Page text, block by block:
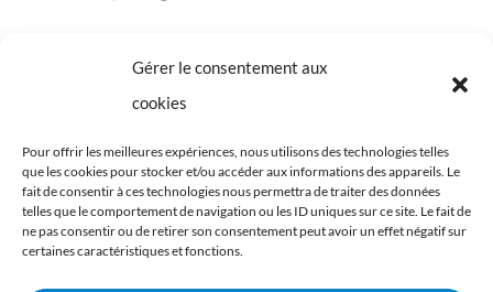
Gérer le consentement aux
cookies
Pour offrir les meilleures expériences, nous utilisons des technologies telles
que les cookies pour stocker et/ou accéder aux informations des appareils. Le
fait de consentir à ces technologies nous permettra de traiter des données
telles que le comportement de navigation ou les ID uniques sur ce site. Le fait de
ne pas consentir ou de retirer son consentement peut avoir un effet négatif sur
certaines caractéristiques et fonctions.
Nos partenaires :